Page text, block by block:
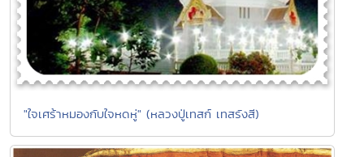
"ใจเศร้าหมองกับใจหดหู่" (หลวงปู่เทสก์ เทสรังสี)